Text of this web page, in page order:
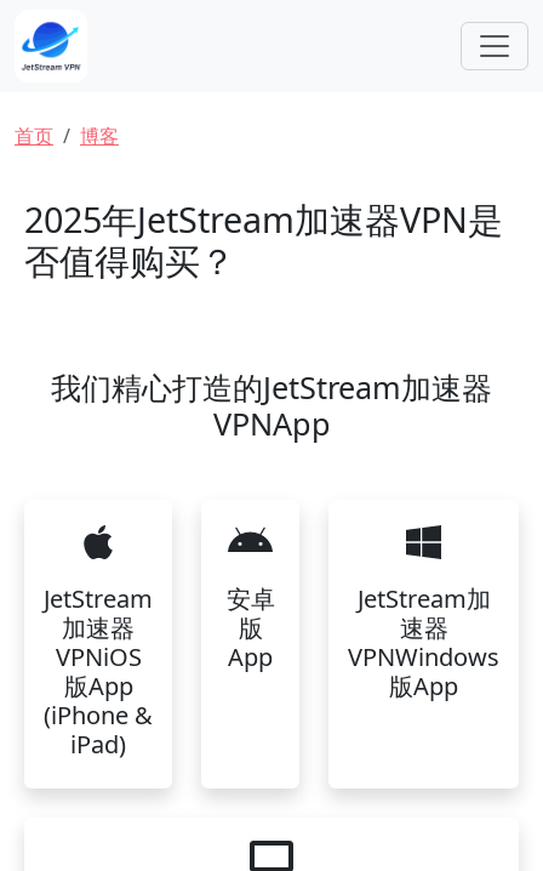
面包屑
首页 博客
2025年JetStream加速器VPN是
否值得购买？
我们精心打造的JetStream加速器
VPNApp
JetStream
加速器
VPNiOS
版App
(iPhone &
iPad)
安卓
版
App
JetStream加
速器
VPNWindows
版App